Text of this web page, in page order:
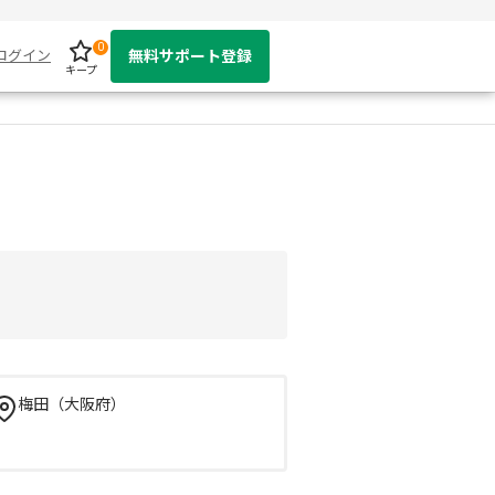
グイン
キープ
0
無料サポート登録
梅田（大阪府）